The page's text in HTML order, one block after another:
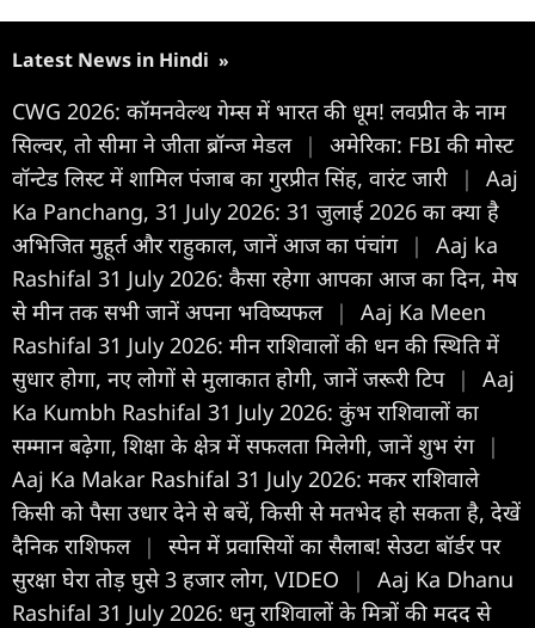
Latest News in Hindi »
CWG 2026: कॉमनवेल्थ गेम्स में भारत की धूम! लवप्रीत के नाम
सिल्वर, तो सीमा ने जीता ब्रॉन्ज मेडल |
अमेरिका: FBI की मोस्ट
वॉन्टेड लिस्ट में शामिल पंजाब का गुरप्रीत सिंह, वारंट जारी
|
Aaj
Ka Panchang, 31 July 2026: 31 जुलाई 2026 का क्या है
अभिजित मुहूर्त और राहुकाल, जानें आज का पंचांग |
Aaj ka
Rashifal 31 July 2026: कैसा रहेगा आपका आज का द‍िन, मेष
से मीन तक सभी जानें अपना भविष्यफल |
Aaj Ka Meen
Rashifal 31 July 2026: मीन राशिवालों की धन की स्थिति में
सुधार होगा, नए लोगों से मुलाकात होगी, जानें जरूरी टिप |
Aaj
Ka Kumbh Rashifal 31 July 2026: कुंभ राशिवालों का
सम्मान बढ़ेगा, शिक्षा के क्षेत्र में सफलता मिलेगी, जानें शुभ रंग |
Aaj Ka Makar Rashifal 31 July 2026: मकर राशिवाले
किसी को पैसा उधार देने से बचें, किसी से मतभेद हो सकता है, देखें
दैनिक राशिफल |
स्पेन में प्रवासियों का सैलाब! सेउटा बॉर्डर पर
सुरक्षा घेरा तोड़ घुसे 3 हजार लोग, VIDEO
|
Aaj Ka Dhanu
Rashifal 31 July 2026: धनु राशिवालों के मित्रों की मदद से